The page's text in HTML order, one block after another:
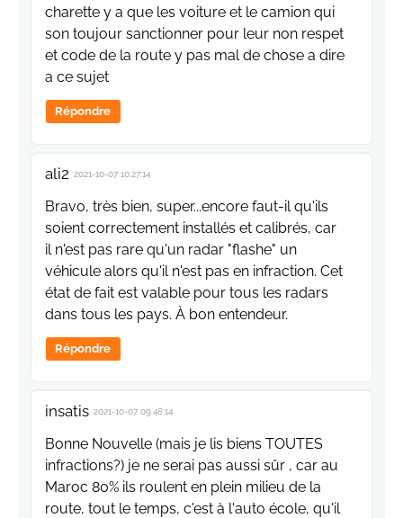
charette y a que les voiture et le camion qui
son toujour sanctionner pour leur non respet
et code de la route y pas mal de chose a dire
a ce sujet
Répondre
ali2 2021-10-07 10:27:14
Bravo, très bien, super...encore faut-il qu'ils
soient correctement installés et calibrés, car
il n'est pas rare qu'un radar "flashe" un
véhicule alors qu'il n'est pas en infraction. Cet
état de fait est valable pour tous les radars
dans tous les pays. À bon entendeur.
Répondre
insatis 2021-10-07 09:48:14
Bonne Nouvelle (mais je lis biens TOUTES
infractions?) je ne serai pas aussi sûr , car au
Maroc 80% ils roulent en plein milieu de la
route, tout le temps, c'est à l'auto école, qu'il